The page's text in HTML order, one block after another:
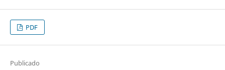
PDF
Publicado